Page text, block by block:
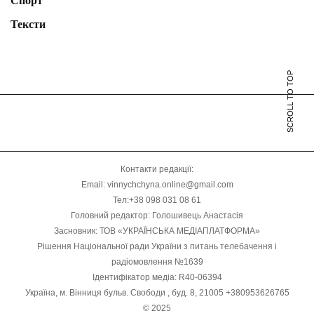
Тексти
SCROLL TO TOP
Контакти редакції:
Email: vinnychchyna.online@gmail.com
Тел:+38 098 031 08 61
Головний редактор: Голошивець Анастасія
Засновник: ТОВ «УКРАЇНСЬКА МЕДІАПЛАТФОРМА»
Рішення Національної ради України з питань телебачення і
радіомовлення №1639
Ідентифікатор медіа: R40-06394
Україна, м. Вінниця бульв. Свободи , буд. 8, 21005 +380953626765
© 2025